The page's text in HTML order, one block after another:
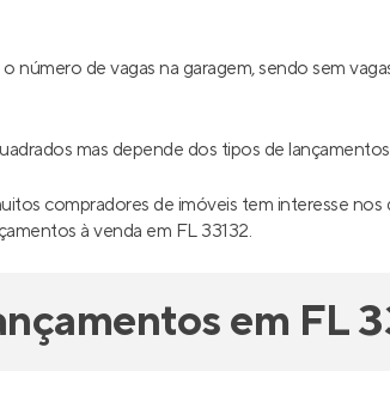
número de vagas na garagem, sendo sem
mas depende dos tipos de
compradores de imóveis tem interesse
à venda em FL 33132.
em FL